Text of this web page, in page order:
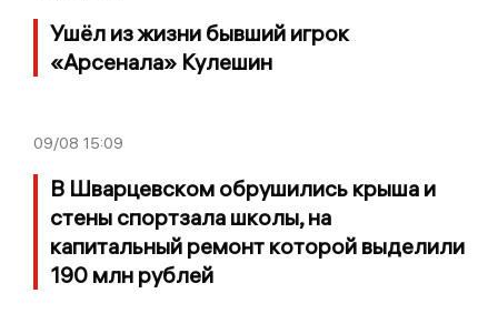
Ушёл из жизни бывший игрок
«Арсенала» Кулешин
09/08 15:09
В Шварцевском обрушились крыша и
стены спортзала школы, на
капитальный ремонт которой выделили
190 млн рублей